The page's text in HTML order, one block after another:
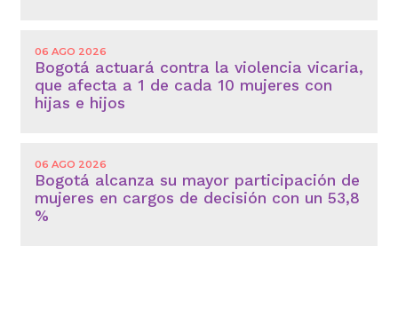
06 AGO 2026
Bogotá actuará contra la violencia vicaria,
que afecta a 1 de cada 10 mujeres con
hijas e hijos
06 AGO 2026
Bogotá alcanza su mayor participación de
mujeres en cargos de decisión con un 53,8
%